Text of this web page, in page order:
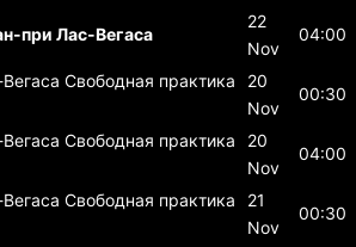
при Лас-Вегаса
22
Nov
04:00
Свободная практика
20
Nov
00:30
Свободная практика
20
Nov
04:00
Свободная практика
21
Nov
00:30